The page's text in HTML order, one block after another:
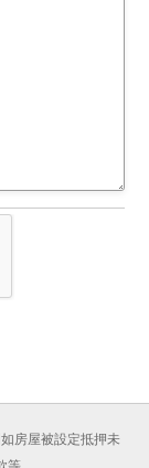
房屋被設定抵押未